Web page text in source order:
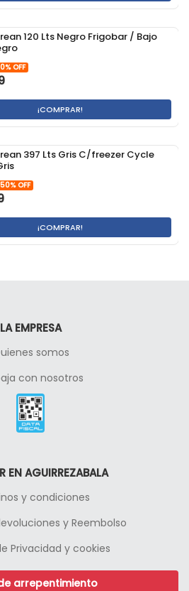
120 Lts Negro Frigobar / Bajo
OFF
¡COMPRAR!
Lts Gris C/freezer Cycle
C Gris
50% OFF
¡COMPRAR!
LA EMPRESA
somos
con nosotros
EN AGUIRREZABALA
y condiciones
y Reembolso
Privacidad y cookies
arrepentimiento